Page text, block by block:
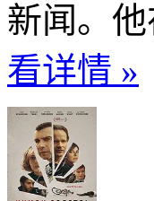
新闻。
看详情 »